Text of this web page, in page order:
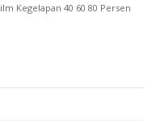
Kegelapan 40 60 80 Persen